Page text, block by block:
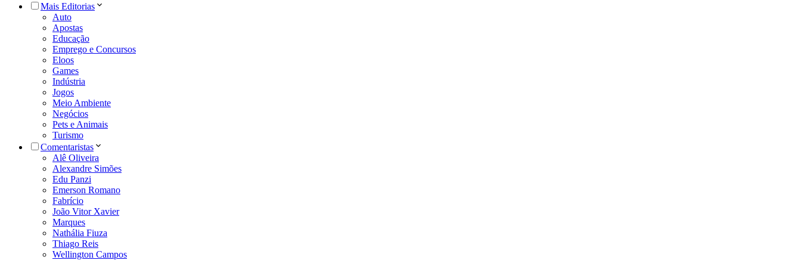
Mais Editorias
Auto
Apostas
Educação
Emprego e Concursos
Eloos
Games
Indústria
Jogos
Meio Ambiente
Negócios
Pets e Animais
Turismo
Comentaristas
Alê Oliveira
Alexandre Simões
Edu Panzi
Emerson Romano
Fabrício
João Vitor Xavier
Marques
Nathália Fiuza
Thiago Reis
Wellington Campos